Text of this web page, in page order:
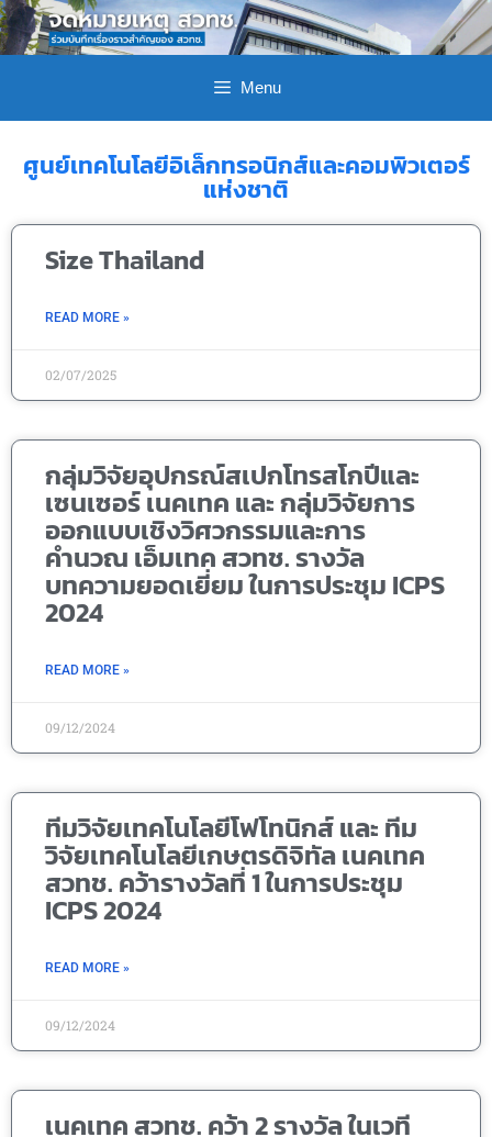
Menu
ศูนย์เทคโนโลยีอิเล็กทรอนิกส์และคอมพิวเตอร์
แห่งชาติ
Size Thailand
READ MORE »
02/07/2025
กลุ่มวิจัยอุปกรณ์สเปกโทรสโกปีและ
เซนเซอร์ เนคเทค และ กลุ่มวิจัยการ
ออกแบบเชิงวิศวกรรมและการ
คำนวณ เอ็มเทค สวทช. รางวัล
บทความยอดเยี่ยม ในการประชุม ICPS
2024
READ MORE »
09/12/2024
ทีมวิจัยเทคโนโลยีโฟโทนิกส์ และ ทีม
วิจัยเทคโนโลยีเกษตรดิจิทัล เนคเทค
สวทช. คว้ารางวัลที่ 1 ในการประชุม
ICPS 2024
READ MORE »
09/12/2024
เนคเทค สวทช. คว้า 2 รางวัล ในเวที